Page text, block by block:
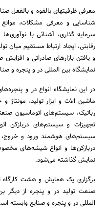
معرفی ظرفیتهای بالقوه و بالفعل
شناسایی و معرفی مشکلات،
سرمایه گذاری، آشنائی با
رقابتی، ایجاد ارتباط مستقیم میان
و یافتن بازارهای صادراتی و
نمایشگاه بین المللی در و پنجره و
در این نمایشگاه انواع در و
ماشین الات و ابزار تولید،
رباتیک، سیستم‌های اتوماسیون
تجهیزات و سیستم‌های دربازکن
سیستم‌های هوشمند ورود و خروج،
دربازکن‌ها و انواع شیشه‌های
نمایش گذاشته می‌شود.
برگزاری یک همایش و هشت
صنعت تولید در و پنجره از دیگر
المللی در و پنجره و صنایع وابسته